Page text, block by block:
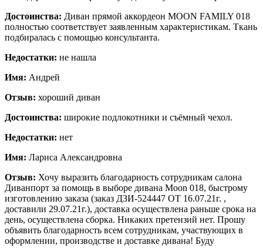
Достоинства: Диван прямой аккордеон MOON FAMILY 018
полностью соответствует заявленным характеристикам. Ткань
подбиралась с помощью консультанта.
Недостатки: не нашла
Имя: Андрей
Отзыв: хороший диван
Достоинства: широкие подлокотники и съёмный чехол.
Недостатки: нет
Имя: Лариса Александровна
Отзыв: Хочу выразить благодарность сотрудникам салона
Диванпорт за помощь в выборе дивана Moon 018, быстрому
изготовлению заказа (заказ ДЗИ-524447 ОТ 16.07.21г. ,
доставили 29.07.21г.), доставка осуществлена раньше срока на
день, осуществлена сборка. Никаких претензий нет. Прошу
объявить благодарность всем сотрудникам, участвующих в
оформлении, производстве и доставке дивана! Буду